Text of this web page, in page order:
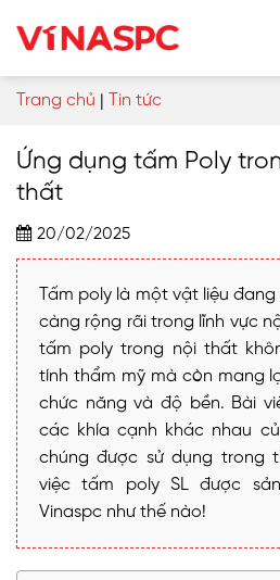
Trang chủ | Tin tức
Ứng dụng tấm Poly
thất
20/02/2025
Tấm poly là một vật liệu
càng rộng rãi trong lĩnh vực
tấm poly trong nội thất
tính thẩm mỹ mà còn mang
chức năng và độ bền. Bài
các khía cạnh khác nhau
chúng được sử dụng trong
việc tấm poly SL được
Vinaspc như thế nào!